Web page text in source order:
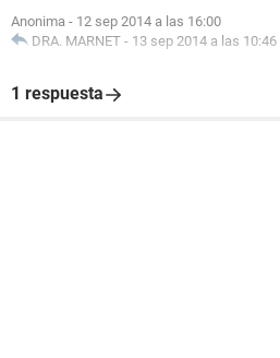
Anonima - 12 sep 2014 a las 16:00
DRA. MARNET - 13 sep 2014 a las 10:46
1 respuesta